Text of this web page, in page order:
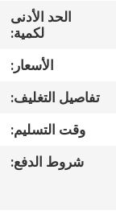
في
المعمل
رقابة
الحد الأدنى
لكمية:
الأسعار:
تفاصيل التغليف:
وقت التسليم:
شروط الدفع: